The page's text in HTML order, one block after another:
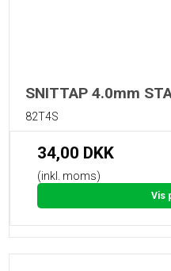
SNITTAP 4.0mm
82T4S
34,00 DKK
(inkl. moms)
Vis